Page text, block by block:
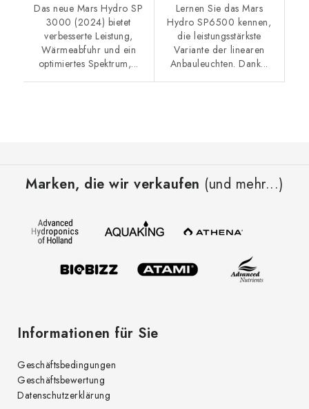
Das neue Mars Hydro SP
3000 (2024) bietet
verbesserte Leistung,
Wärmeabfuhr und ein
optimiertes Spektrum,...
Lernen Sie das Mars
Hydro SP6500 kennen,
die leistungsstärkste
Variante der linearen
Anbauleuchten. Dank...
Marken, die wir verkaufen (und mehr...)
Informationen für Sie
Geschäftsbedingungen
Geschäftsbewertung
Datenschutzerklärung